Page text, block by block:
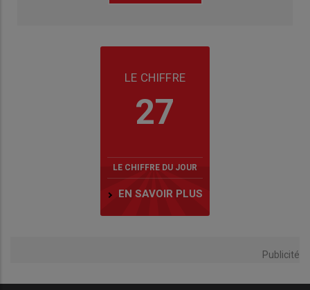
LE CHIFFRE
27
LE CHIFFRE DU JOUR
EN SAVOIR PLUS
Publicité